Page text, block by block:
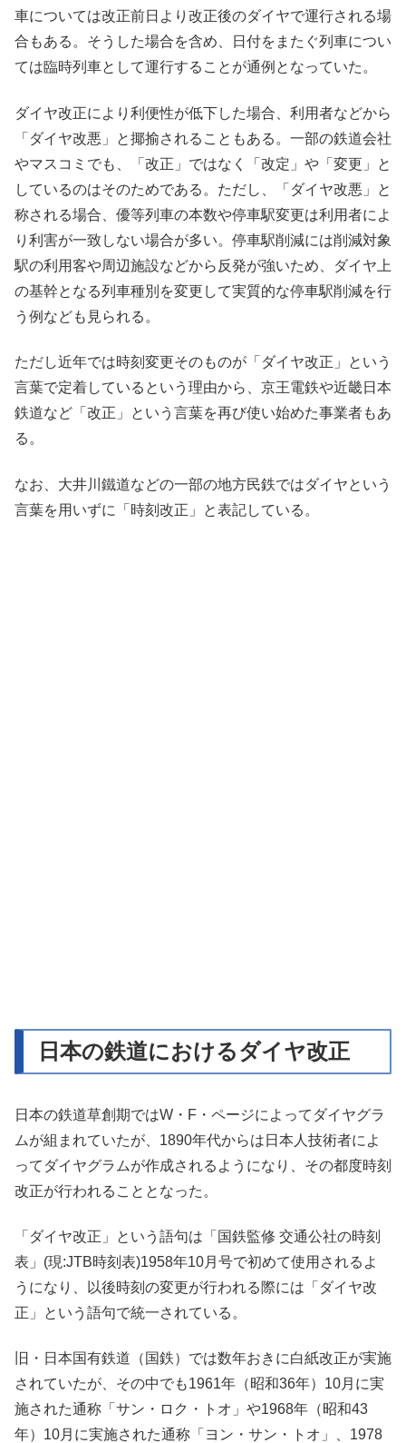
車については改正前日より改正後のダイヤで運行される場
合もある。そうした場合を含め、日付をまたぐ列車につい
ては臨時列車として運行することが通例となっていた。
ダイヤ改正により利便性が低下した場合、利用者などから
「ダイヤ改悪」と揶揄されることもある。一部の鉄道会社
やマスコミでも、「改正」ではなく「改定」や「変更」と
しているのはそのためである。ただし、「ダイヤ改悪」と
称される場合、優等列車の本数や停車駅変更は利用者によ
り利害が一致しない場合が多い。停車駅削減には削減対象
駅の利用客や周辺施設などから反発が強いため、ダイヤ上
の基幹となる列車種別を変更して実質的な停車駅削減を行
う例なども見られる。
ただし近年では時刻変更そのものが「ダイヤ改正」という
言葉で定着しているという理由から、京王電鉄や近畿日本
鉄道など「改正」という言葉を再び使い始めた事業者もあ
る。
なお、大井川鐵道などの一部の地方民鉄ではダイヤという
言葉を用いずに「時刻改正」と表記している。
日本の鉄道におけるダイヤ改正
日本の鉄道草創期ではW・F・ページによってダイヤグラ
ムが組まれていたが、1890年代からは日本人技術者によ
ってダイヤグラムが作成されるようになり、その都度時刻
改正が行われることとなった。
「ダイヤ改正」という語句は「国鉄監修 交通公社の時刻
表」(現:JTB時刻表)1958年10月号で初めて使用されるよ
うになり、以後時刻の変更が行われる際には「ダイヤ改
正」という語句で統一されている。
旧・日本国有鉄道（国鉄）では数年おきに白紙改正が実施
されていたが、その中でも1961年（昭和36年）10月に実
施された通称「サン・ロク・トオ」や1968年（昭和43
年）10月に実施された通称「ヨン・サン・トオ」、1978